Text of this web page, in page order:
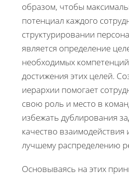
образом, чтобы
потенциал каждого
структурировании
является определение
необходимых
достижения этих целей.
иерархии помогает
свою роль и место в
избежать дублирования
качество взаимодействия
лучшему распределению
Основываясь на этих